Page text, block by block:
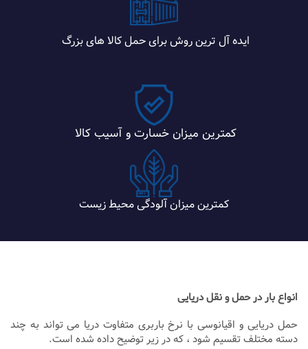
ایده آل ترین روش برای حمل کالا های بزرگ
کمترین میزان خسارت و آسیب کالا
کمترین میزان آلودگی محیط زیست
انواع بار در حمل و نقل دریایی
حمل دریایی و اقیانوسی با نرخ باربری متفاوت دریا می تواند به چند
دسته مختلف تقسیم شود ، که در زیر توضیح داده شده است.